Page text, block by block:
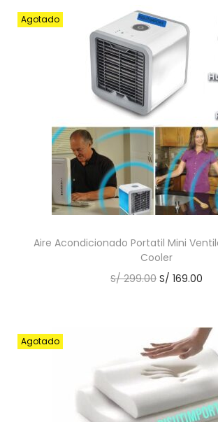
Agotado
Aire Acondicionado Portatil Mini
Cooler
S/299.00 S/ 169.00
Agotado